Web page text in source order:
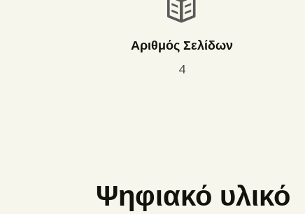
Αριθμός Σελίδων
4
Ψηφιακό υλικό